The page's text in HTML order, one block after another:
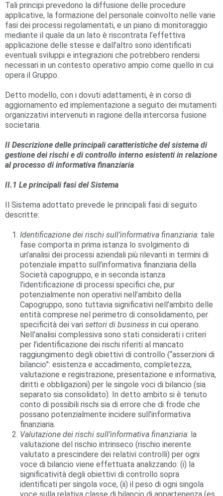
Tali principi prevedono la diffusione delle procedure
applicative, la formazione del personale coinvolto nelle varie
fasi dei processi regolamentati, e un piano di monitoraggio
mediante il quale da un lato è riscontrata l’effettiva
applicazione delle stesse e dall’altro sono identificati
eventuali sviluppi e integrazioni che potrebbero rendersi
necessari in un contesto operativo ampio come quello in cui
opera il Gruppo.
Detto modello, con i dovuti adattamenti, è in corso di
aggiornamento ed implementazione a seguito dei mutamenti
organizzativi intervenuti in ragione della intercorsa fusione
societaria.
II Descrizione delle principali caratteristiche del sistema di
gestione dei rischi e di controllo interno esistenti in relazione
al processo di informativa finanziaria
II.1 Le principali fasi del Sistema
Il Sistema adottato prevede le principali fasi di seguito
descritte:
Identificazione dei rischi sull’informativa finanziaria: tale
fase comporta in prima istanza lo svolgimento di
un’analisi dei processi aziendali più rilevanti in termini di
potenziale impatto sull’informativa finanziaria della
Società capogruppo, e in seconda istanza
l’identificazione di processi specifici che, pur
potenzialmente non operativi nell’ambito della
Capogruppo, sono tuttavia significativi nell’ambito delle
entità comprese nel perimetro di consolidamento, per
specificità dei vari settori di business in cui operano.
Nell’analisi complessiva sono stati considerati i criteri
per l’identificazione dei rischi riferiti al mancato
raggiungimento degli obiettivi di controllo (“asserzioni di
bilancio”: esistenza e accadimento, completezza,
valutazione e registrazione, presentazione e informativa,
diritti e obbligazioni) per le singole voci di bilancio (sia
separato sia consolidato). In detto ambito si è tenuto
conto di possibili rischi sia di errore che di frode che
possano potenzialmente incidere sull’informativa
finanziaria.
Valutazione dei rischi sull’informativa finanziaria: la
valutazione del rischio intrinseco (rischio inerente
valutato a prescindere dei relativi controlli) per ogni
voce di bilancio viene effettuata analizzando: (i) la
significatività degli obiettivi di controllo sopra
identificati per singola voce, (ii) il peso di ogni singola